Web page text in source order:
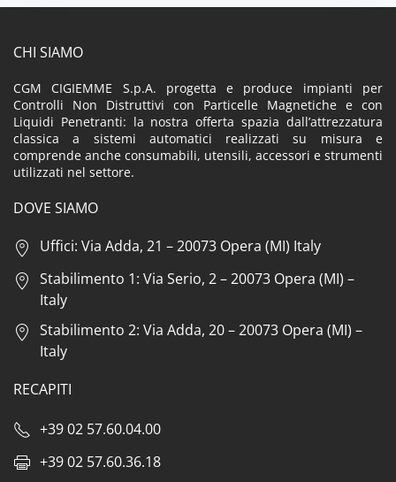
CHI SIAMO
CGM CIGIEMME S.p.A. progetta e produce impianti per
Controlli Non Distruttivi con Particelle Magnetiche e con
Liquidi Penetranti: la nostra offerta spazia dall’attrezzatura
classica a sistemi automatici realizzati su misura e
comprende anche consumabili, utensili, accessori e strumenti
utilizzati nel settore.
DOVE SIAMO
Uffici: Via Adda, 21 – 20073 Opera (MI) Italy
Stabilimento 1: Via Serio, 2 – 20073 Opera (MI) –
Italy
Stabilimento 2: Via Adda, 20 – 20073 Opera (MI) –
Italy
RECAPITI
+39 02 57.60.04.00
+39 02 57.60.36.18